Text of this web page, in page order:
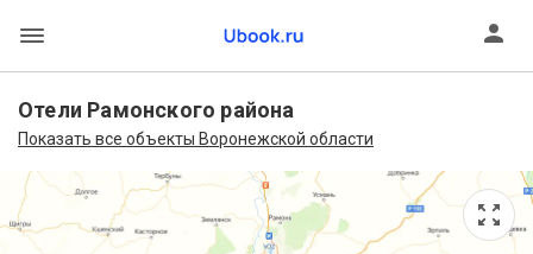
Отели Рамонского района
Показать все объекты Воронежской области